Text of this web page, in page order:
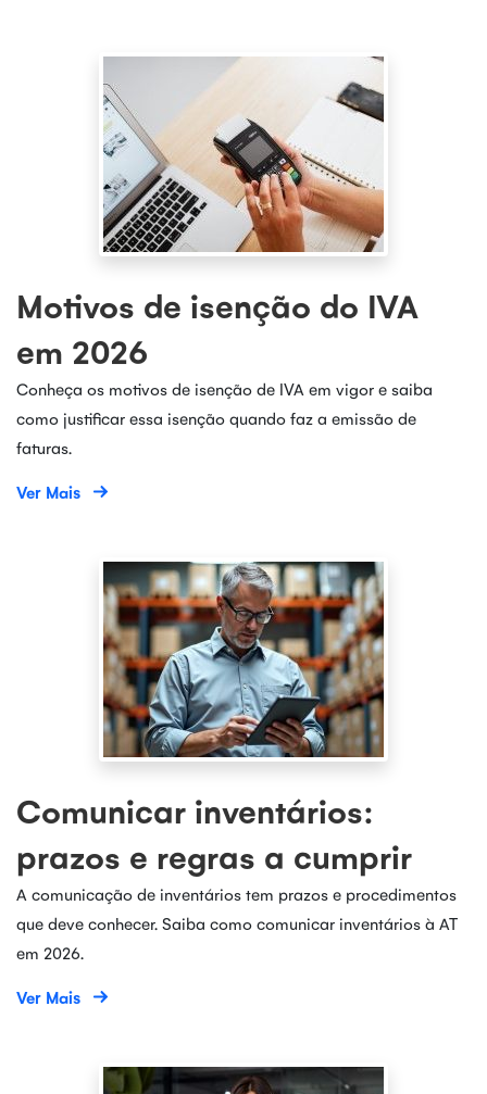
Motivos de isenção do IVA
em 2026
Conheça os motivos de isenção de IVA em vigor e saiba
como justificar essa isenção quando faz a emissão de
faturas.
Ver Mais
Comunicar inventários:
prazos e regras a cumprir
A comunicação de inventários tem prazos e procedimentos
que deve conhecer. Saiba como comunicar inventários à AT
em 2026.
Ver Mais